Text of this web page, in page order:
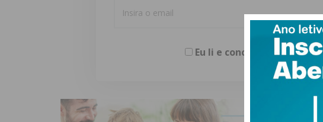
Eu li e concordo com os